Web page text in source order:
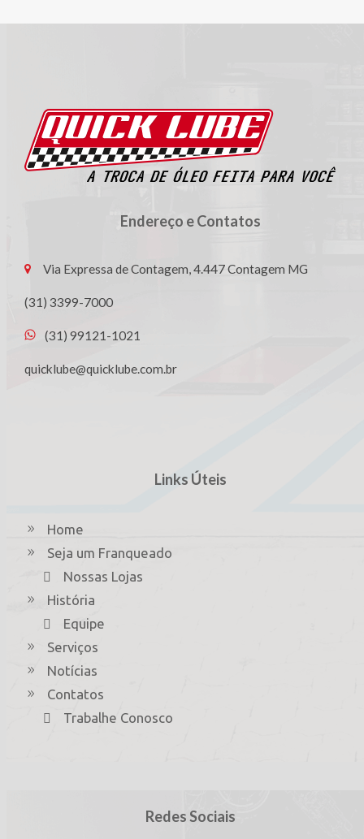
Endereço e Contatos
Via Expressa de Contagem, 4.447 Contagem MG
(31) 3399-7000
(31) 99121-1021
quicklube@quicklube.com.br
Links Úteis
Home
Seja um Franqueado
Nossas Lojas
História
Equipe
Serviços
Notícias
Contatos
Trabalhe Conosco
Redes Sociais